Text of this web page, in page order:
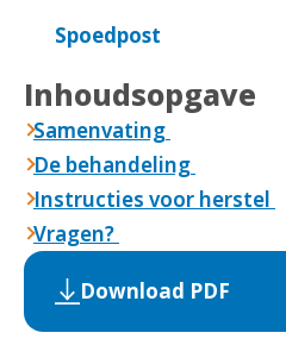
Inhoudsopgave
Samenvating
De behandeling
Instructies voor herstel
Vragen?
Download PDF
Spoedpost